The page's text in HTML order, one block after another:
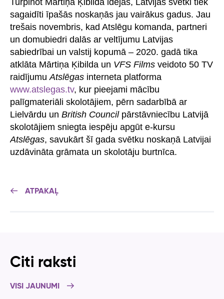
sagaidīti īpašās noskaņās jau vairākus gadus. Jau
trešais novembris, kad Atslēgu komanda, partneri
un domubiedri dalās ar veltījumu Latvijas
sabiedrībai un valstij kopumā – 2020. gadā tika
atklāta Mārtiņa Ķibilda un VFS Films veidoto 50 TV
raidījumu Atslēgas interneta platforma
www.atslegas.tv, kur pieejami mācību
palīgmateriāli skolotājiem, pērn sadarbībā ar
Lielvārdu un British Councilpārstāvniecību Latvijā
skolotājiem sniegta iespēju apgūt e-kursu
Atslēgas, savukārt šī gada svētku noskaņā Latvijai
uzdāvināta grāmata un skolotāju burtnīca.
ATPAKAĻ
Citi raksti
VISI JAUNUMI